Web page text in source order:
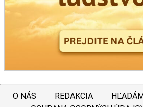
O NÁS REDAKCIA